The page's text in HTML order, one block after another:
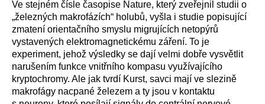
Ve stejném čísle časopise Nature, který zveřejnil studii o
„železných makrofázích“ holubů, vyšla i studie popisující
zmatení orientačního smyslu migrujících netopýrů
vystavených elektromagnetickému záření. To je
experiment, jehož výsledky se dají velmi dobře vysvětlit
narušením funkce vnitřního kompasu využívajícího
kryptochromy. Ale jak tvrdí Kurst, savci mají ve slezině
makrofágy nacpané železem a ty jsou v kontaktu